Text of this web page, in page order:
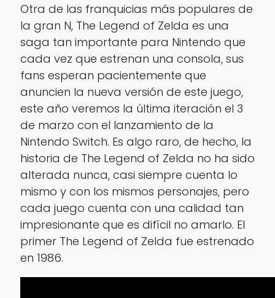
Otra de las franquicias más populares de
la gran N, The Legend of Zelda es una
saga tan importante para Nintendo que
cada vez que estrenan una consola, sus
fans esperan pacientemente que
anuncien la nueva versión de este juego,
este año veremos la última iteración el 3
de marzo con el lanzamiento de la
Nintendo Switch. Es algo raro, de hecho, la
historia de The Legend of Zelda no ha sido
alterada nunca, casi siempre cuenta lo
mismo y con los mismos personajes, pero
cada juego cuenta con una calidad tan
impresionante que es difícil no amarlo. El
primer The Legend of Zelda fue estrenado
en 1986.